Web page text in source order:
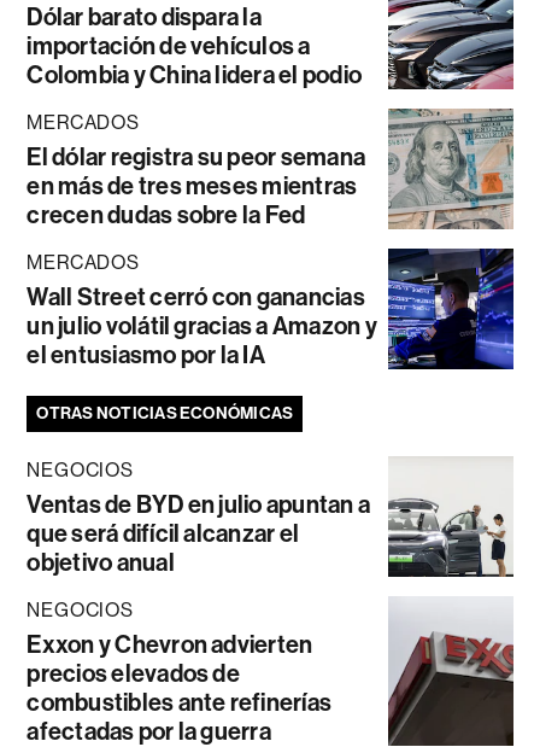
Dólar barato dispara la
importación de vehículos a
Colombia y China lidera el podio
MERCADOS
El dólar registra su peor semana
en más de tres meses mientras
crecen dudas sobre la Fed
MERCADOS
Wall Street cerró con ganancias
un julio volátil gracias a Amazon y
el entusiasmo por la IA
OTRAS NOTICIAS ECONÓMICAS
NEGOCIOS
Ventas de BYD en julio apuntan a
que será difícil alcanzar el
objetivo anual
NEGOCIOS
Exxon y Chevron advierten
precios elevados de
combustibles ante refinerías
afectadas por la guerra